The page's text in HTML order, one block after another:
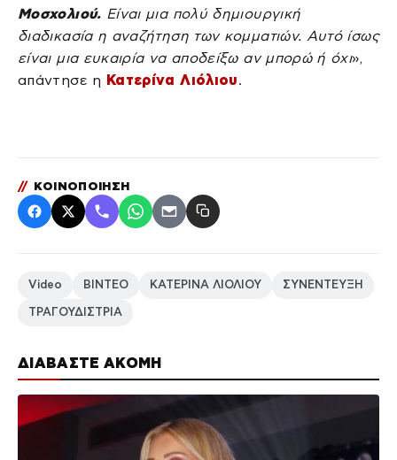
ΔΙΑΒΑΣΤΕ ΑΚΟΜΗ
Μοσχολιού. Είναι μια πολύ δημιουργική
διαδικασία η αναζήτηση των κομματιών. Αυτό ίσως
είναι μια ευκαιρία να αποδείξω αν μπορώ ή όχι»,
απάντησε η Κατερίνα Λιόλιου.
// ΚΟΙΝΟΠΟΙΗΣΗ
Video ΒΙΝΤΕΟ ΚΑΤΕΡΙΝΑ ΛΙΟΛΙΟΥ ΣΥΝΕΝΤΕΥΞΗ
ΤΡΑΓΟΥΔΙΣΤΡΙΑ